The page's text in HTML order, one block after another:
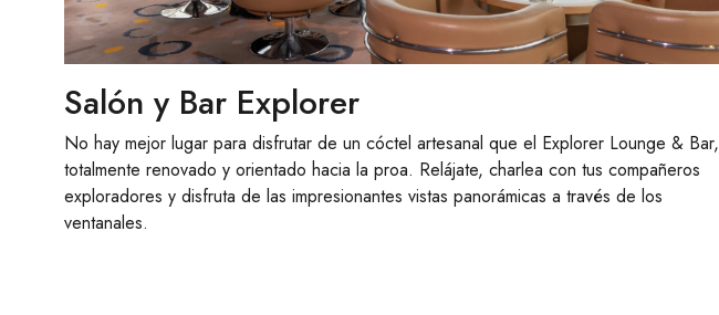
Salón y Bar Explorer
No hay mejor lugar para disfrutar de un cóctel artesanal que el Explorer Lounge & Bar,
totalmente renovado y orientado hacia la proa. Relájate, charlea con tus compañeros
exploradores y disfruta de las impresionantes vistas panorámicas a través de los
ventanales.